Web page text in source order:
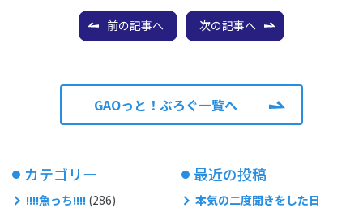
前の記事へ 次の記事へ
GAOっと！ぶろぐ一覧へ
カテゴリー
!!!!魚っち!!!!(286)
最近の投稿
本気の二度聞きをした日